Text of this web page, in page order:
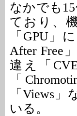
なかでも
ており、
「GPU」
After Free
違え「
「
「Views
いる。